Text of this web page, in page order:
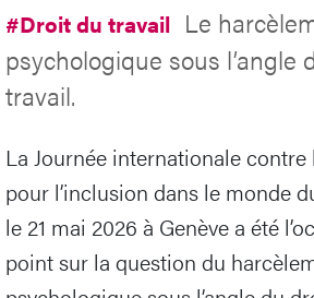
#Droit du travail Le
psychologique sous l’angle
travail.
La Journée internationale
pour l’inclusion dans le monde
le 21 mai 2026 à Genève a été
point sur la question du